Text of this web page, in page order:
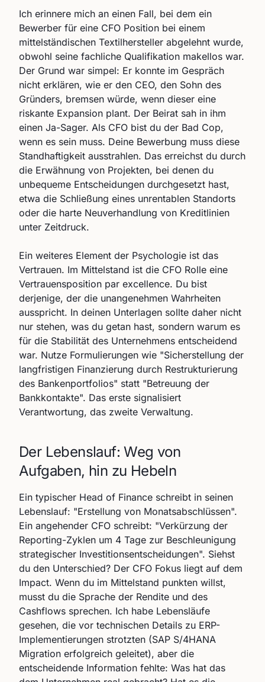
Ich erinnere mich an einen Fall, bei dem ein
Bewerber für eine CFO Position bei einem
mittelständischen Textilhersteller abgelehnt wurde,
obwohl seine fachliche Qualifikation makellos war.
Der Grund war simpel: Er konnte im Gespräch
nicht erklären, wie er den CEO, den Sohn des
Gründers, bremsen würde, wenn dieser eine
riskante Expansion plant. Der Beirat sah in ihm
einen Ja-Sager. Als CFO bist du der Bad Cop,
wenn es sein muss. Deine Bewerbung muss diese
Standhaftigkeit ausstrahlen. Das erreichst du durch
die Erwähnung von Projekten, bei denen du
unbequeme Entscheidungen durchgesetzt hast,
etwa die Schließung eines unrentablen Standorts
oder die harte Neuverhandlung von Kreditlinien
unter Zeitdruck.
Ein weiteres Element der Psychologie ist das
Vertrauen. Im Mittelstand ist die CFO Rolle eine
Vertrauensposition par excellence. Du bist
derjenige, der die unangenehmen Wahrheiten
ausspricht. In deinen Unterlagen sollte daher nicht
nur stehen, was du getan hast, sondern warum es
für die Stabilität des Unternehmens entscheidend
war. Nutze Formulierungen wie "Sicherstellung der
langfristigen Finanzierung durch Restrukturierung
des Bankenportfolios" statt "Betreuung der
Bankkontakte". Das erste signalisiert
Verantwortung, das zweite Verwaltung.
Der Lebenslauf: Weg von
Aufgaben, hin zu Hebeln
Ein typischer Head of Finance schreibt in seinen
Lebenslauf: "Erstellung von Monatsabschlüssen".
Ein angehender CFO schreibt: "Verkürzung der
Reporting-Zyklen um 4 Tage zur Beschleunigung
strategischer Investitionsentscheidungen". Siehst
du den Unterschied? Der CFO Fokus liegt auf dem
Impact. Wenn du im Mittelstand punkten willst,
musst du die Sprache der Rendite und des
Cashflows sprechen. Ich habe Lebensläufe
gesehen, die vor technischen Details zu ERP-
Implementierungen strotzten (SAP S/4HANA
Migration erfolgreich geleitet), aber die
entscheidende Information fehlte: Was hat das